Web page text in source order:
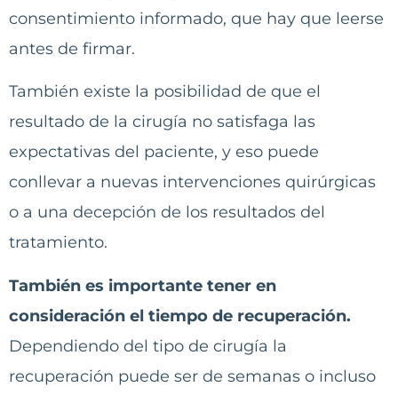
consentimiento informado, que hay que leerse
antes de firmar.
También existe la posibilidad de que el
resultado de la cirugía no satisfaga las
expectativas del paciente, y eso puede
conllevar a nuevas intervenciones quirúrgicas
o a una decepción de los resultados del
tratamiento.
También es importante tener en
consideración el tiempo de recuperación.
Dependiendo del tipo de cirugía la
recuperación puede ser de semanas o incluso